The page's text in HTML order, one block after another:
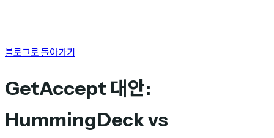
블로그로 돌아가기
GetAccept 대안:
HummingDeck vs